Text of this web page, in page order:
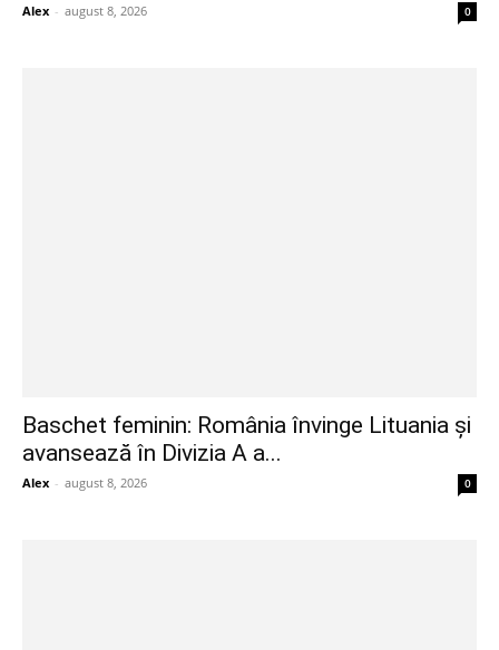
Alex - august 8, 2026 0
Baschet feminin: România învinge Lituania și
avansează în Divizia A a...
Alex - august 8, 2026 0